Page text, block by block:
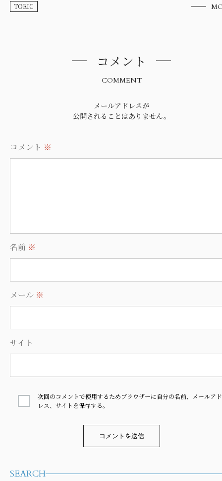
TOEIC
コメント
COMMENT
メールアドレスが
公開されることはありません。
コメント ※
名前 ※
メール ※
サイト
次回のコメントで使用するためブラウザーに自分の名前、メールアド
レス、サイトを保存する。
SEARCH